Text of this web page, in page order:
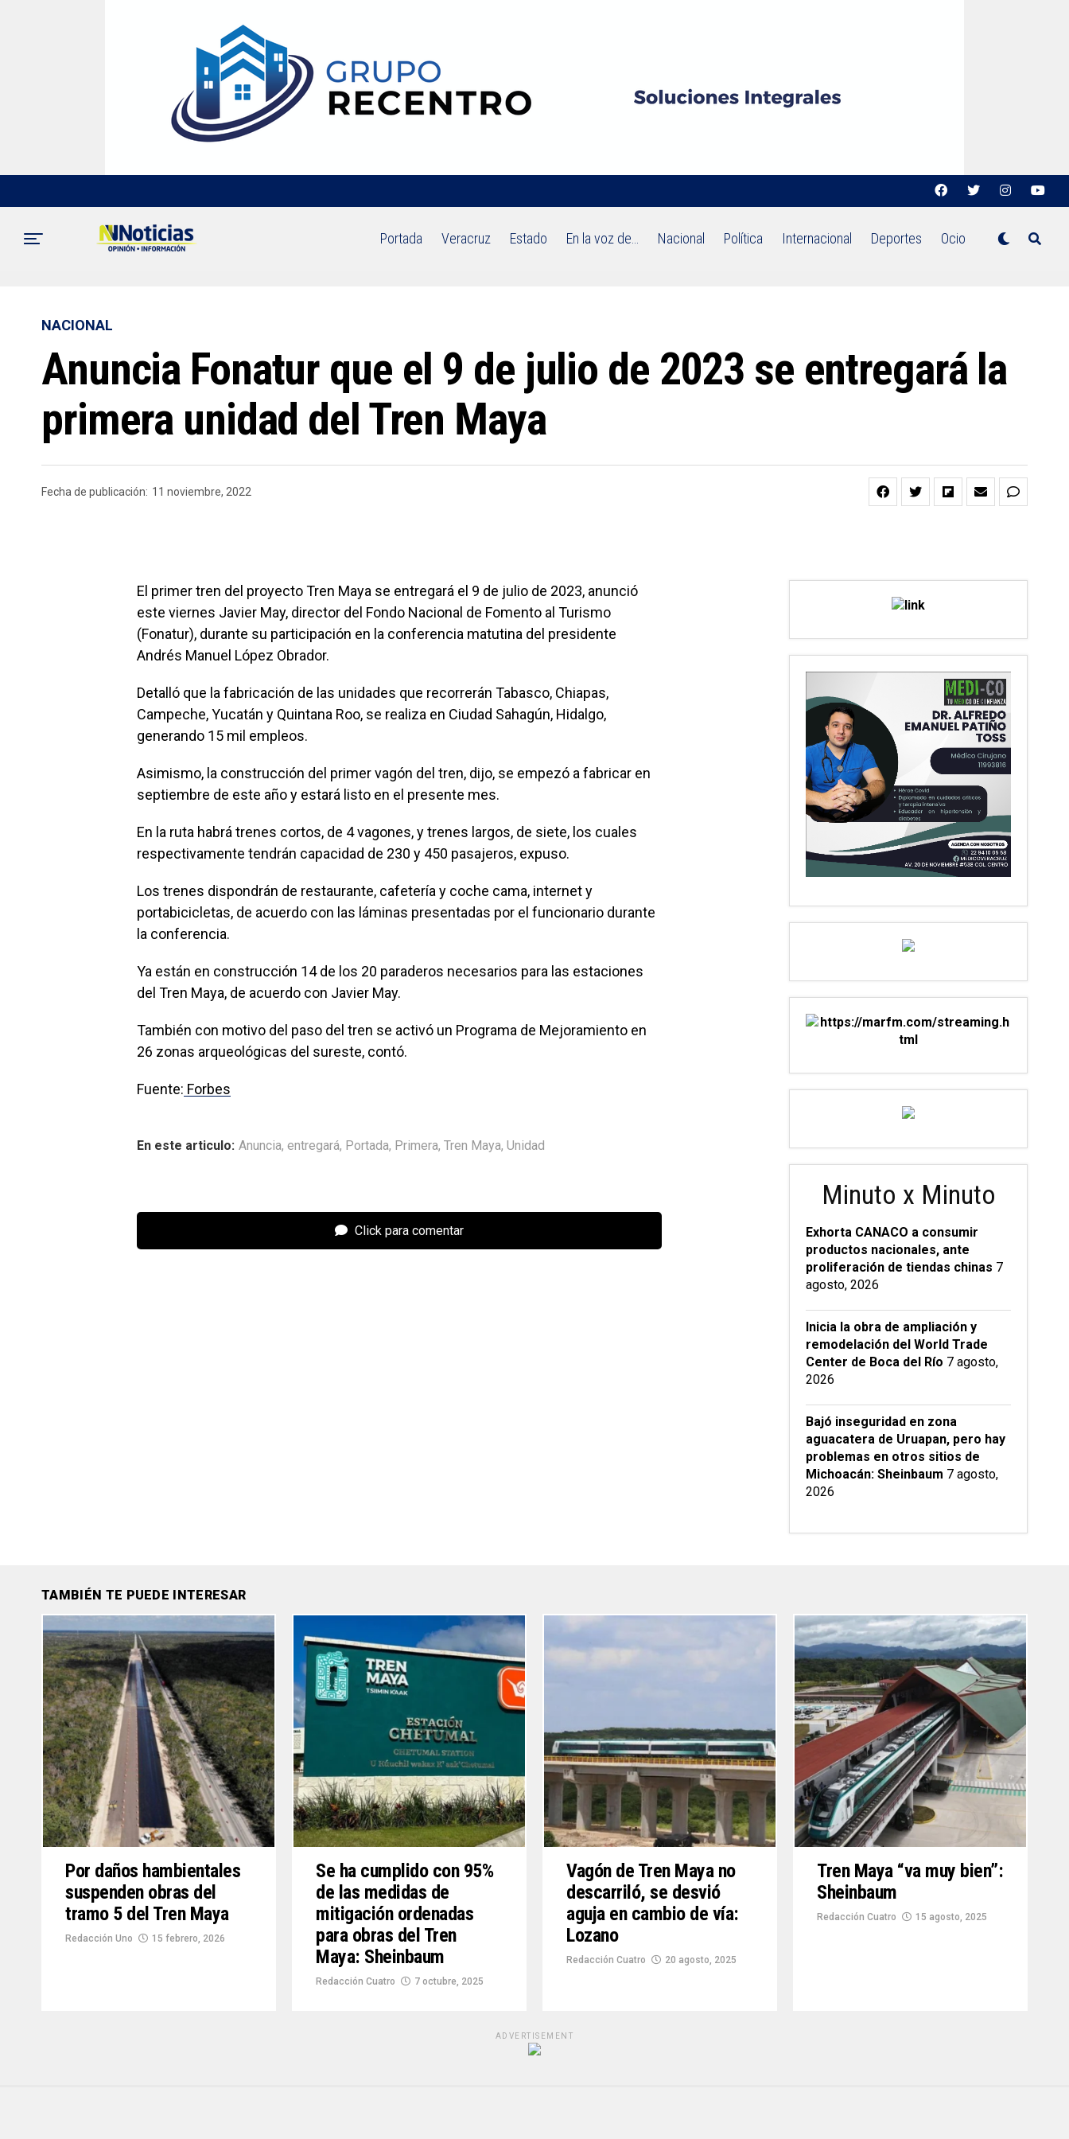
Portada Veracruz Estado En la voz de… Nacional Política Internacional Deportes Ocio
NACIONAL
Anuncia Fonatur que el 9 de julio de 2023 se entregará la
primera unidad del Tren Maya
Fecha de publicación: 11 noviembre, 2022
El primer tren del proyecto Tren Maya se entregará el 9 de julio de 2023, anunció
este viernes Javier May, director del Fondo Nacional de Fomento al Turismo
(Fonatur), durante su participación en la conferencia matutina del presidente
Andrés Manuel López Obrador.
Detalló que la fabricación de las unidades que recorrerán Tabasco, Chiapas,
Campeche, Yucatán y Quintana Roo, se realiza en Ciudad Sahagún, Hidalgo,
generando 15 mil empleos.
Asimismo, la construcción del primer vagón del tren, dijo, se empezó a fabricar en
septiembre de este año y estará listo en el presente mes.
En la ruta habrá trenes cortos, de 4 vagones, y trenes largos, de siete, los cuales
respectivamente tendrán capacidad de 230 y 450 pasajeros, expuso.
Los trenes dispondrán de restaurante, cafetería y coche cama, internet y
portabicicletas, de acuerdo con las láminas presentadas por el funcionario durante
la conferencia.
Ya están en construcción 14 de los 20 paraderos necesarios para las estaciones
del Tren Maya, de acuerdo con Javier May.
También con motivo del paso del tren se activó un Programa de Mejoramiento en
26 zonas arqueológicas del sureste, contó.
Fuente: Forbes
En este articulo: Anuncia, entregará, Portada, Primera, Tren Maya, Unidad
Click para comentar
Minuto x Minuto
Exhorta CANACO a consumir
productos nacionales, ante
proliferación de tiendas chinas 7
agosto, 2026
Inicia la obra de ampliación y
remodelación del World Trade
Center de Boca del Río 7 agosto,
2026
Bajó inseguridad en zona
aguacatera de Uruapan, pero hay
problemas en otros sitios de
Michoacán: Sheinbaum 7 agosto,
2026
TAMBIÉN TE PUEDE INTERESAR
Por daños hambientales
suspenden obras del
tramo 5 del Tren Maya
Redacción Uno 15 febrero, 2026
Se ha cumplido con 95%
de las medidas de
mitigación ordenadas
para obras del Tren
Maya: Sheinbaum
Redacción Cuatro 7 octubre, 2025
Vagón de Tren Maya no
descarriló, se desvió
aguja en cambio de vía:
Lozano
Redacción Cuatro 20 agosto, 2025
Tren Maya “va muy bien”:
Sheinbaum
Redacción Cuatro 15 agosto, 2025
ADVERTISEMENT